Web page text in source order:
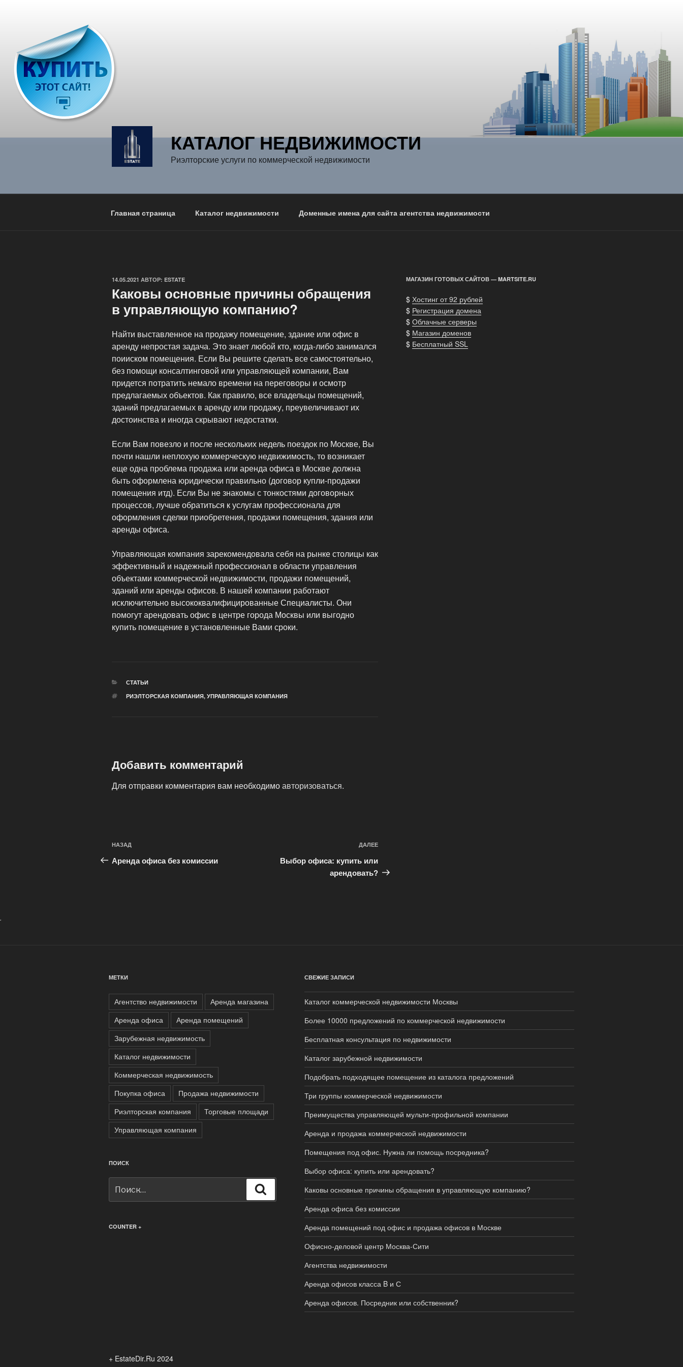
КАТАЛОГ НЕДВИЖИМОСТИ
Риэлторские услуги по коммерческой недвижимости
Главная страница Каталог недвижимости Доменные имена для сайта агентства недвижимости
ОПУБЛИКОВАНО
14.05.2021 АВТОР: ESTATE
Каковы основные причины обращения
в управляющую компанию?
Найти выставленное на продажу помещение, здание или офис в
аренду непростая задача. Это знает любой кто, когда-либо занимался
поииском помещения. Если Вы решите сделать все самостоятельно,
без помощи консалтинговой или управляющей компании, Вам
придется потратить немало времени на переговоры и осмотр
предлагаемых объектов. Как правило, все владельцы помещений,
зданий предлагаемых в аренду или продажу, преувеличивают их
достоинства и иногда скрывают недостатки.
Если Вам повезло и после нескольких недель поездок по Москве, Вы
почти нашли неплохую коммерческую недвижимость, то возникает
еще одна проблема продажа или аренда офиса в Москве должна
быть оформлена юридически правильно (договор купли-продажи
помещения итд). Если Вы не знакомы с тонкостями договорных
процессов, лучше обратиться к услугам профессионала для
оформления сделки приобретения, продажи помещения, здания или
аренды офиса.
Управляющая компания зарекомендовала себя на рынке столицы как
эффективный и надежный профессионал в области управления
объектами коммерческой недвижимости, продажи помещений,
зданий или аренды офисов. В нашей компании работают
исключительно высококвалифицированные Специалисты. Они
помогут арендовать офис в центре города Москвы или выгодно
купить помещение в установленные Вами сроки.
РУБРИКИ
СТАТЬИ
МЕТКИ
РИЭЛТОРСКАЯ КОМПАНИЯ, УПРАВЛЯЮЩАЯ КОМПАНИЯ
Добавить комментарий
Для отправки комментария вам необходимоавторизоваться.
Навигация
по
Предыдущая
запись:
НАЗАД
Аренда офиса без комиссии
ДАЛЕЕ
Выбор офиса: купить или
арендовать?
МАГАЗИН ГОТОВЫХ САЙТОВ — MARTSITE.RU
$ Хостинг от 92 рублей
$ Регистрация домена
$ Облачные серверы
$ Магазин доменов
$ Бесплатный SSL
.
МЕТКИ
Агентство недвижимости
Аренда магазина
Аренда офиса
Аренда помещений
Зарубежная недвижимость
Каталог недвижимости
Коммерческая недвижимость
Покупка офиса
Продажа недвижимости
Риэлторская компания
Торговые площади
Управляющая компания
ПОИСК
COUNTER +
СВЕЖИЕ ЗАПИСИ
Каталог коммерческой недвижимости Москвы
Более 10000 предложений по коммерческой недвижимости
Бесплатная консультация по недвижимости
Каталог зарубежной недвижимости
Подобрать подходящее помещение из каталога предложений
Три группы коммерческой недвижимости
Преимущества управляющей мульти-профильной компании
Аренда и продажа коммерческой недвижимости
Помещения под офис. Нужна ли помощь посредника?
Выбор офиса: купить или арендовать?
Каковы основные причины обращения в управляющую компанию?
Аренда офиса без комиссии
Аренда помещений под офис и продажа офисов в Москве
Офисно-деловой центр Москва-Сити
Агентства недвижимости
Аренда офисов класса B и С
Аренда офисов. Посредник или собственник?
+ EstateDir.Ru 2024